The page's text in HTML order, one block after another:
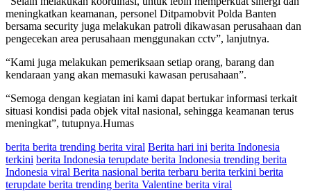
meningkatkan keamanan, personel Ditpamobvit Polda Banten
bersama security juga melakukan patroli dikawasan perusahaan dan
pengecekan area perusahaan menggunakan cctv”, lanjutnya.
“Kami juga melakukan pemeriksaan setiap orang, barang dan
kendaraan yang akan memasuki kawasan perusahaan”.
“Semoga dengan kegiatan ini kami dapat bertukar informasi terkait
situasi kondisi pada objek vital nasional, sehingga keamanan terus
meningkat”, tutupnya.Humas
berita berita trending berita viral Berita hari ini berita Indonesia
terkini berita Indonesia terupdate berita Indonesia trending berita
Indonesia viral Berita nasional berita terbaru berita terkini berita
terupdate berita trending berita Valentine berita viral